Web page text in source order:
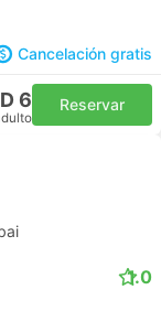
Cancelación gratis
6 Reservar
1.0